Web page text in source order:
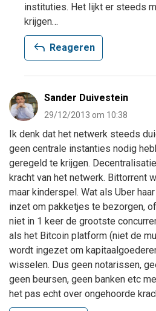
instituties. Het lijkt er steeds
krijgen…
reply Reageren
Sander Duivestein
29/12/2013 om 10:38
Ik denk dat het netwerk steeds
geen centrale instanties nodig
geregeld te krijgen.
kracht van het netwerk. Bittorrent
maar kinderspel. Wat als Uber
inzet om pakketjes te bezorgen,
niet in 1 keer de grootste
als het Bitcoin platform (niet de
wordt ingezet om
wisselen. Dus geen notarissen,
geen beursen, geen banken etc
het pas echt over ongehoorde